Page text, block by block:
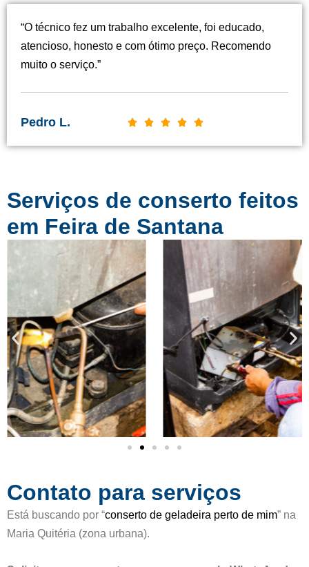
s
i
i
d
o
m
o
5
“O técnico fez um trabalho excelente, foi educado,
atencioso, honesto e com ótimo preço. Recomendo
muito o serviço.”
Pedro L.     C
s
f
c
a
o
c
o
m
5
d
Serviços de conserto feitos
em Feira de Santana
Contato para serviços
Está buscando por “conserto de geladeira perto de mim” na
Maria Quitéria (zona urbana).